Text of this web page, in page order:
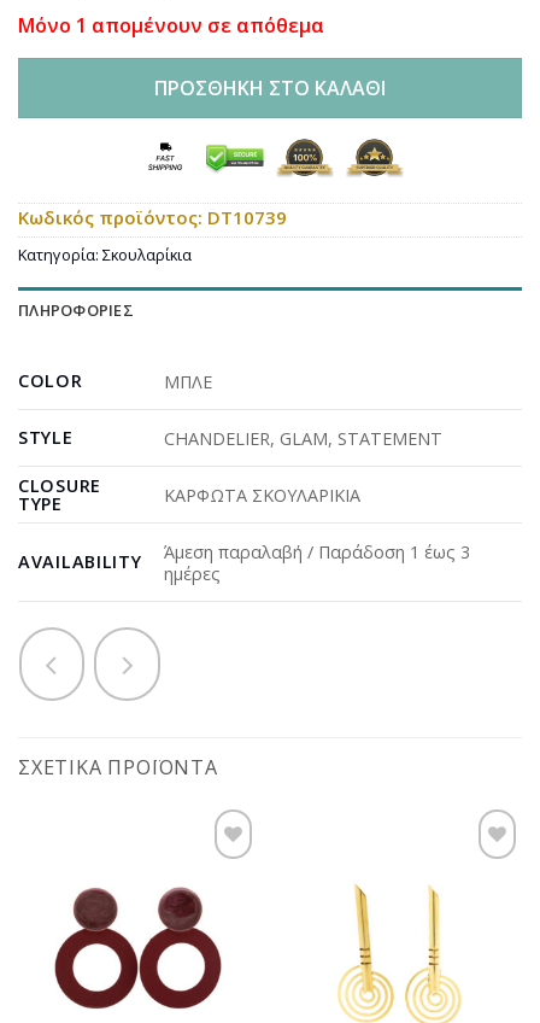
Μόνο 1 απομένουν σε απόθεμα
ΠΡΟΣΘΉΚΗ ΣΤΟ ΚΑΛΆΘΙ
Κωδικός προϊόντος: DT10739
Κατηγορία: Σκουλαρίκια
ΠΛΗΡΟΦΟΡΊΕΣ
COLOR ΜΠΛΕ
STYLE CHANDELIER, GLAM, STATEMENT
CLOSURE
TYPE ΚΑΡΦΩΤΑ ΣΚΟΥΛΑΡΙΚΙΑ
AVAILABILITY
Άμεση παραλαβή / Παράδοση 1 έως 3
ημέρες
ΣΧΕΤΙΚΆ ΠΡΟΪΌΝΤΑ
Προσθήκη
στη
wishlist
Προσθήκη